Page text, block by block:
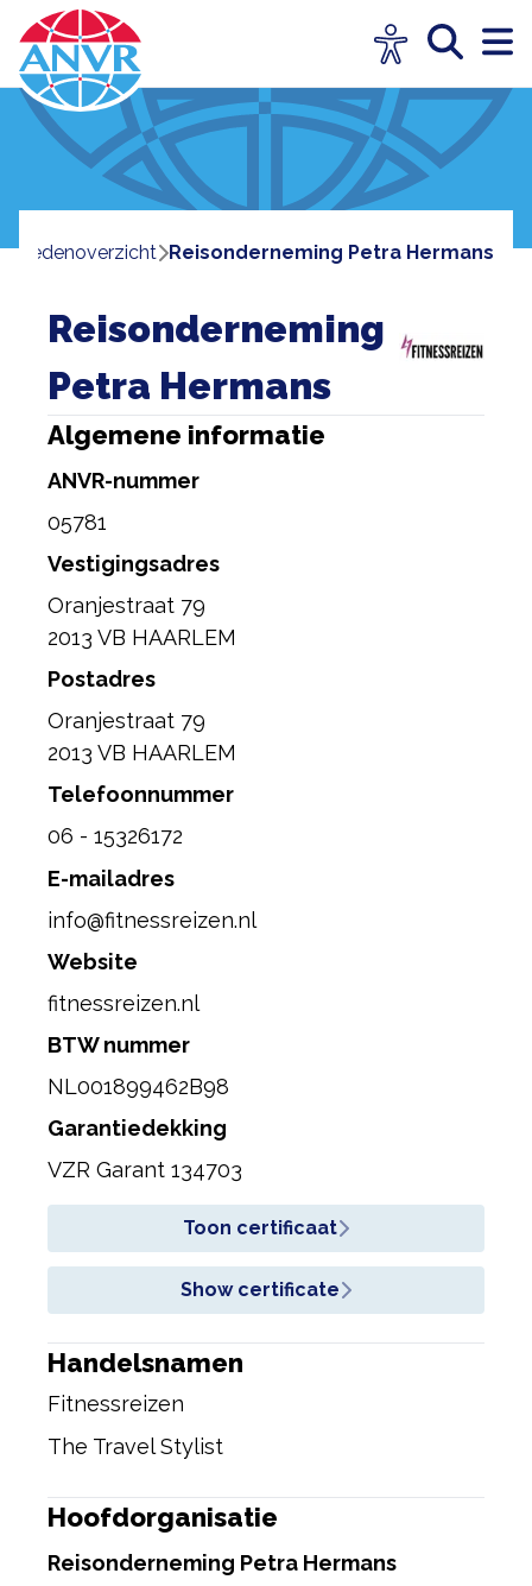
ledenoverzicht Reisonderneming Petra Hermans
Reisonderneming
Petra Hermans
Algemene informatie
ANVR-nummer
05781
Vestigingsadres
Oranjestraat 79
2013 VB HAARLEM
Postadres
Oranjestraat 79
2013 VB HAARLEM
Telefoonnummer
06 - 15326172
E-mailadres
info@fitnessreizen.nl
Website
fitnessreizen.nl
BTW nummer
NL001899462B98
Garantiedekking
VZR Garant 134703
Toon certificaat
Show certificate
Handelsnamen
Fitnessreizen
The Travel Stylist
Hoofdorganisatie
Reisonderneming Petra Hermans